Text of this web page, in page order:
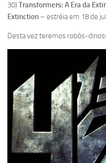
30) Transformers: A Era da
Extinction – estréia em 18 de
Desta vez teremos robôs-